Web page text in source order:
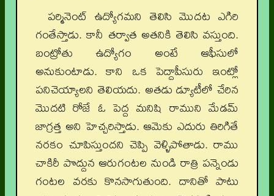
పర్మినెంట్‌ ఉద్యోగమని తెలిసి మొదట ఎగిరి
గంతేస్తాడు. కానీ తర్వాత అతనికి తెలిసి వస్తుంది.
బంట్రోతు ఉద్యోగం అంటే ఆఫీసులో
అనుకుంటాడు. కాని ఒక పెద్దాపీసురు ఇంట్లో
పనిచెయ్యాలని తెలియదు. అతడు డ్యూటీలో చేరిన
మొదటి రోజే ఓ పెద్ద మనిషి రాముని మేడమ్‌
జాగ్రత్త అని హెచ్చరిస్తాడు. ఆమెకు ఎదురు తిరిగితే
నరకం చూపిస్తుందని చెప్పి వెళ్ళిపోతాడు. రాము
చాకిరీ పొద్దున ఆరుగంటల నుండి రాత్రి పన్నెండు
గంటల వరకు కొనసాగుతుంది. దానితో పాటు